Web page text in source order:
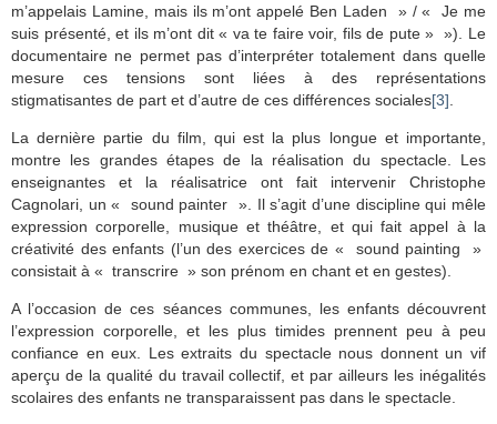
m’appelais Lamine, mais ils m’ont appelé Ben Laden » / « Je me
suis présenté, et ils m’ont dit « va te faire voir, fils de pute » »). Le
documentaire ne permet pas d’interpréter totalement dans quelle
mesure ces tensions sont liées à des représentations
stigmatisantes de part et d’autre de ces différences sociales[3]
La dernière partie du film, qui est la plus longue et importante,
montre les grandes étapes de la réalisation du spectacle. Les
enseignantes et la réalisatrice ont fait intervenir Christophe
Cagnolari, un « sound painter ». Il s’agit d’une discipline qui mêle
expression corporelle, musique et théâtre, et qui fait appel à la
créativité des enfants (l’un des exercices de « sound painting »
consistait à « transcrire » son prénom en chant et en gestes).
A l’occasion de ces séances communes, les enfants découvrent
l’expression corporelle, et les plus timides prennent peu à peu
confiance en eux. Les extraits du spectacle nous donnent un vif
aperçu de la qualité du travail collectif, et par ailleurs les inégalités
scolaires des enfants ne transparaissent pas dans le spectacle.